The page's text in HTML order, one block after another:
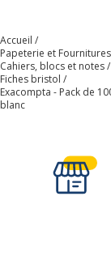
Accueil
Papeterie et Fournitures
Cahiers, blocs et notes
Fiches bristol
Exacompta - Pack de
blanc